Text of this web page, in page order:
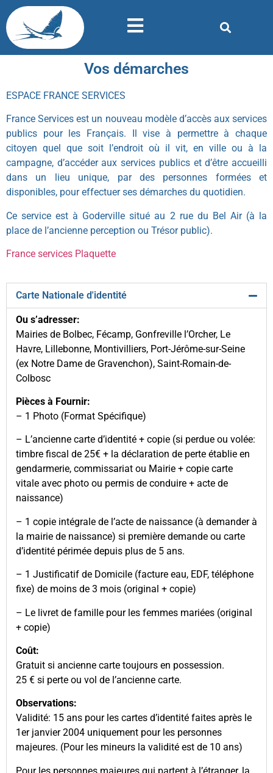
Vos démarches
ESPACE FRANCE SERVICES
France Services est un nouveau modèle d’accès aux services
publics pour les Français. Il vise à permettre à chaque
citoyen quel que soit l’endroit où il vit, en ville ou à la
campagne, d’accéder aux services publics et d’être accueilli
dans un lieu unique, par des personnes formées et
disponibles, pour effectuer ses démarches du quotidien.
Ce service est à Goderville situé au 2 rue du Bel Air (à la
place de l’ancienne perception ou Trésor public).
France services Plaquette
Carte Nationale d'identité
Ou s’adresser:
Mairies de Bolbec, Fécamp, Gonfreville l’Orcher, Le
Havre, Lillebonne, Montivilliers, Port-Jérôme-sur-Seine
(ex Notre Dame de Gravenchon), Saint-Romain-de-
Colbosc
Pièces à Fournir:
– 1 Photo (Format Spécifique)
– L’ancienne carte d’identité + copie (si perdue ou volée:
timbre fiscal de 25€ + la déclaration de perte établie en
gendarmerie, commissariat ou Mairie + copie carte
vitale avec photo ou permis de conduire + acte de
naissance)
– 1 copie intégrale de l’acte de naissance (à demander à
la mairie de naissance) si première demande ou carte
d’identité périmée depuis plus de 5 ans.
– 1 Justificatif de Domicile (facture eau, EDF, téléphone
fixe) de moins de 3 mois (original + copie)
– Le livret de famille pour les femmes mariées (original
+ copie)
Coût:
Gratuit si ancienne carte toujours en possession.
25 € si perte ou vol de l’ancienne carte.
Observations:
Validité: 15 ans pour les cartes d’identité faites après le
1er janvier 2004 uniquement pour les personnes
majeures. (Pour les mineurs la validité est de 10 ans)
Pour les personnes majeures qui partent à l’étranger, la